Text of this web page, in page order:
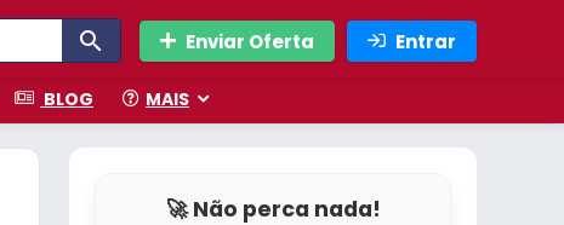
Enviar Oferta Entrar
BLOG MAIS
🚀 Não perca nada!